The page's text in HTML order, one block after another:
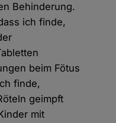
Behinderung.
ich finde,
beim Fötus
finde,
geimpft
mit